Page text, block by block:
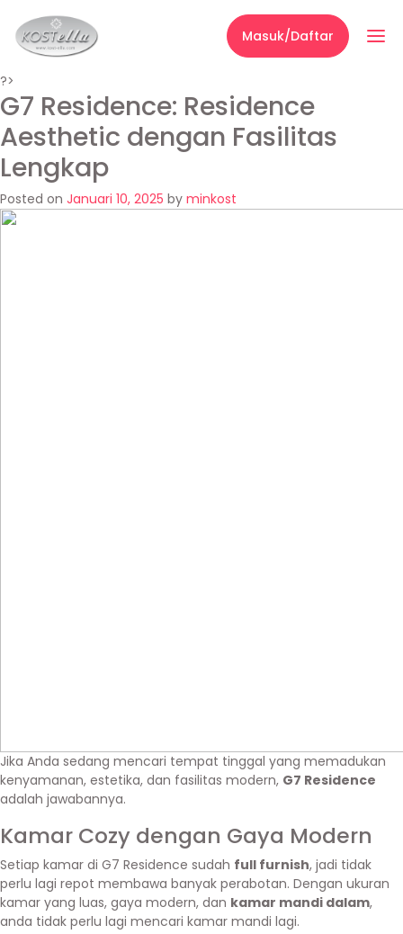
?>
Masuk/Daftar
G7 Residence: Residence
Aesthetic dengan Fasilitas
Lengkap
Posted on Januari 10, 2025 by minkost
Jika Anda sedang mencari tempat tinggal yang memadukan
kenyamanan, estetika, dan fasilitas modern, G7 Residence
adalah jawabannya.
Kamar Cozy dengan Gaya Modern
Setiap kamar di G7 Residence sudah full furnish, jadi tidak
perlu lagi repot membawa banyak perabotan. Dengan ukuran
kamar yang luas, gaya modern, dan kamar mandi dalam,
anda tidak perlu lagi mencari kamar mandi lagi.